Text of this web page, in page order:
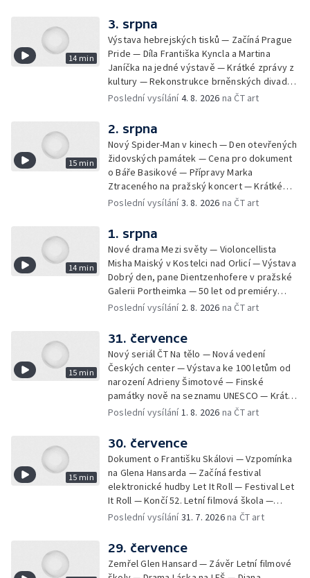
neslyšící
14 min
3. srpna
Výstava hebrejských tisků — Začíná Prague
Pride — Díla Františka Kyncla a Martina
Janíčka na jedné výstavě — Krátké zprávy z
kultury — Rekonstrukce brněnských divadel
— Budoucnost Knihovny Václava Havla —
Kulturní tipy
Poslední vysílání4. 8. 2026 na ČT art
15 min
2. srpna
Nový Spider-Man v kinech — Den otevřených
židovských památek — Cena pro dokument
o Báře Basikové — Přípravy Marka
Ztraceného na pražský koncert — Krátké
zprávy z kultury — Nález historických
Poslední vysílání3. 8. 2026 na ČT art
14 min
1. srpna
Nové drama Mezi světy — Violoncellista
Misha Maiský v Kostelci nad Orlicí — Výstava
Dobrý den, pane Dientzenhofere v pražské
Galerii Portheimka — 50 let od premiéry
filmu Na samotě u lesa — Krátké zprávy z
Mercury
Poslední vysílání 2. 8. 2026 na ČT art
15 min
31. července
Nový seriál ČT Na tělo — Nová vedení
Českých center — Výstava ke 100 letům od
narození Adrieny Šimotové — Finské
památky nově na seznamu UNESCO — Krátké
zprávy z kultury — Začíná Jiráskův Hronov —
Poslední vysílání1. 8. 2026 na ČT art
15 min
30. července
Dokument o Františku Skálovi — Vzpomínka
na Glena Hansarda — Začíná festival
elektronické hudby Let It Roll — Festival Let
It Roll — Končí 52. Letní filmová škola —
Krátké zprávy z kultury — Rekonstrukce
Poslední vysílání31. 7. 2026na ČT art
29. července
Zemřel Glen Hansard — Závěr Letní filmové